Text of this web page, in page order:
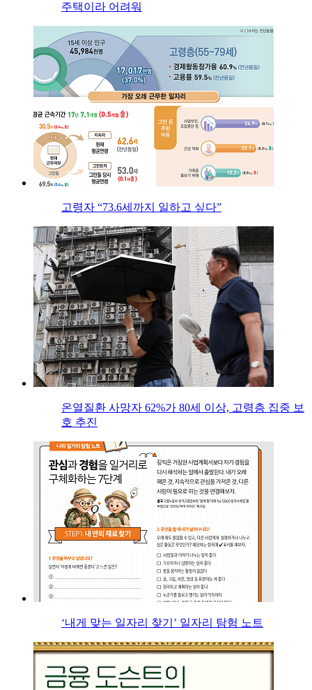
주택이라 어려워
고령자 “73.6세까지 일하고 싶다”
온열질환 사망자 62%가 80세 이상, 고령층 집중 보
호 추진
‘내게 맞는 일자리 찾기’ 일자리 탐험 노트